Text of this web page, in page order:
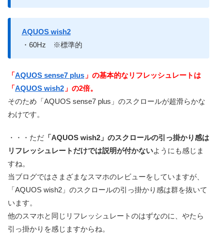
AQUOS wish2
・60Hz ※標準的
「AQUOS sense7 plus 」の基本的なリフレッシュレートは
「AQUOS wish2 」の2倍。
そのため「AQUOS sense7 plus」のスクロールが超滑らかな
わけです。
・・・ただ 「AQUOS wish2」のスクロールの引っ掛かり感は
リフレッシュレートだけでは説明が付かないようにも感じま
すね。
当ブログではさまざまなスマホのレビューをしていますが、
「AQUOS wish2」のスクロールの引っ掛かり感は群を抜いて
います。
他のスマホと同じリフレッシュレートのはずなのに、やたら
引っ掛かりを感じますからね。